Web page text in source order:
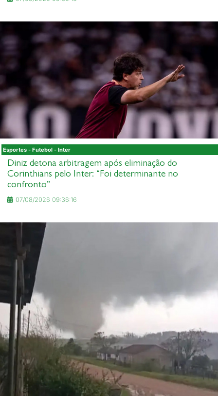
Esportes - Futebol - Inter
Diniz detona arbitragem após eliminação do
Corinthians pelo Inter: “Foi determinante no
confronto”
07/08/2026 09:36:16